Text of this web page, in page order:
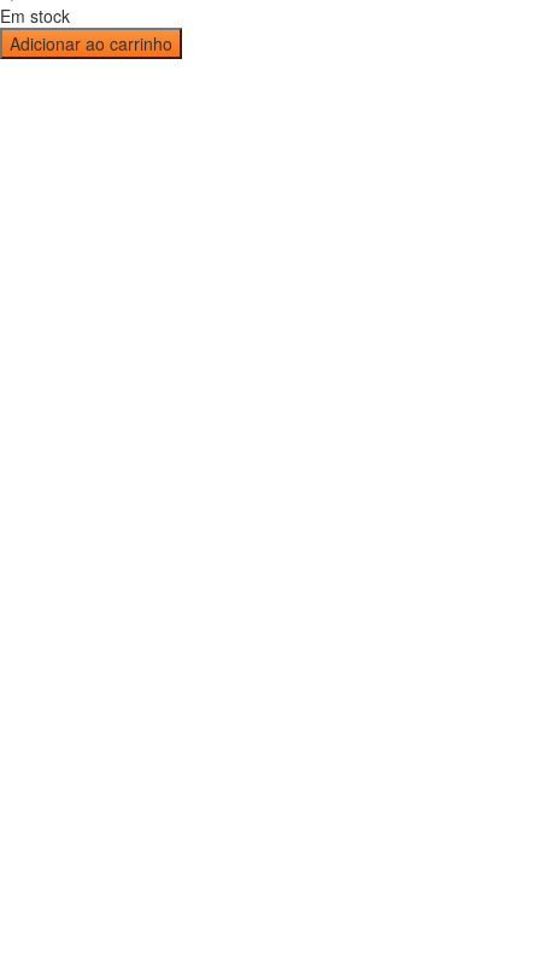
Em stock
Adicionar ao carrinho